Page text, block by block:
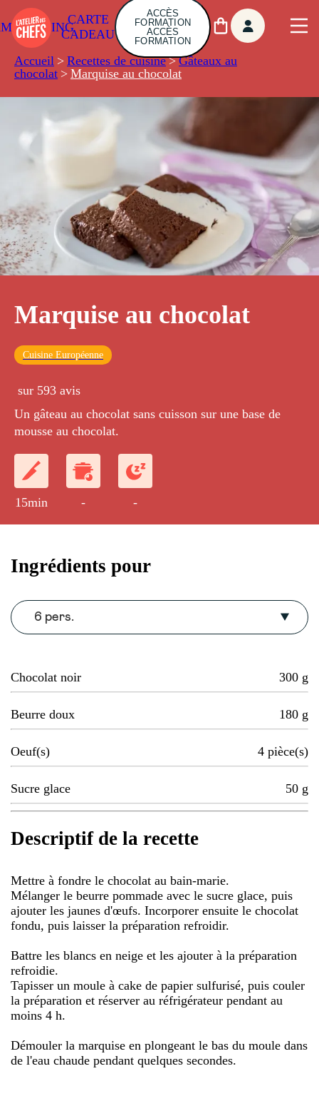
CARTE
CADEAU
ACCÈS
FORMATION
ACCÈS
FORMATION
Accueil > Recettes de cuisine > Gâteaux au
chocolat > Marquise au chocolat
Marquise au chocolat
Cuisine Européenne
sur 593 avis
Un gâteau au chocolat sans cuisson sur une base de
mousse au chocolat.
15min - -
Ingrédients pour
6 pers.
Chocolat noir 300 g
Beurre doux 180 g
Oeuf(s) 4 pièce(s)
Sucre glace 50 g
Descriptif de la recette
Mettre à fondre le chocolat au bain-marie.
Mélanger le beurre pommade avec le sucre glace, puis
ajouter les jaunes d'œufs. Incorporer ensuite le chocolat
fondu, puis laisser la préparation refroidir.
Battre les blancs en neige et les ajouter à la préparation
refroidie.
Tapisser un moule à cake de papier sulfurisé, puis couler
la préparation et réserver au réfrigérateur pendant au
moins 4 h.
Démouler la marquise en plongeant le bas du moule dans
de l'eau chaude pendant quelques secondes.